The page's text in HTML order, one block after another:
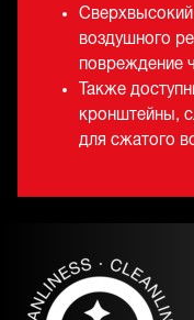
Сверхвысокий
воздушного
повреждение
Также
кронштейны,
для сжатого